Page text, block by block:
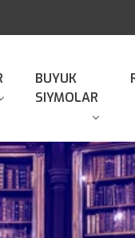
BUYUK
SIYMOLAR